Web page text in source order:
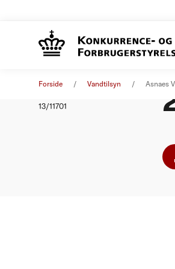
Forside Vandtilsyn Asnaes
13/11701